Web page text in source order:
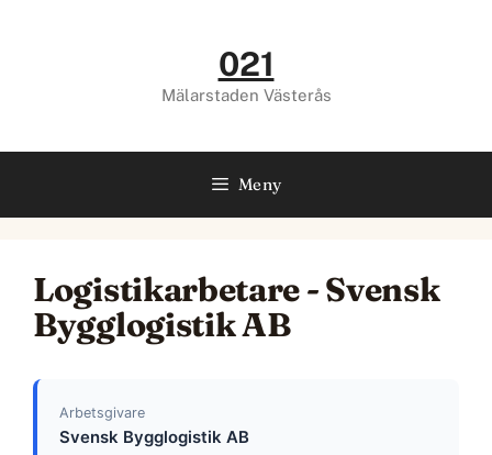
021
Mälarstaden Västerås
Meny
Logistikarbetare - Svensk
Bygglogistik AB
Arbetsgivare
Svensk Bygglogistik AB